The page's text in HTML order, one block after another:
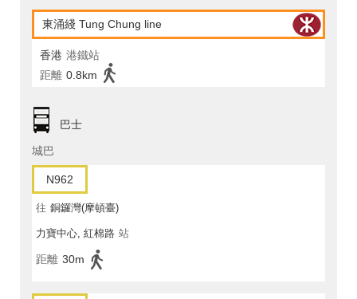
東涌綫 Tung Chung line
香港 港鐵站
距離 0.8km
巴士
城巴
N962
往 銅鑼灣(摩頓臺)
力寶中心, 紅棉路 站
距離 30m